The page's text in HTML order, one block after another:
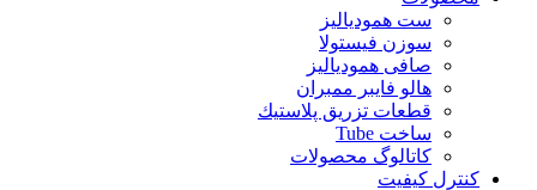
ست همودیالیز
سوزن فیستولا
صافی همودیالیز
هالو فایبر ممبران
قطعات تزريق پلاستيك
ساخت Tube
کاتالوگ محصولات
کنترل کیفیت